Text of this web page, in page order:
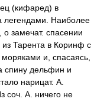
(кифаред) в
легендами. Наиболее
замечат. спасении
Тарента в Коринф с
и, спасаясь,
спину дельфин и
нарицат. А.
соч. А. ничего не